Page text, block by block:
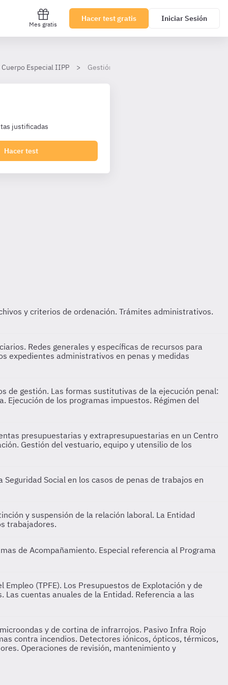
Mes gratis
Hacer test gratis Iniciar Sesión
Especial IIPP Gestión Penitenciaria
justificadas
Hacer test
y criterios de ordenación. Trámites administrativos.
Redes generales y específicas de recursos para
expedientes administrativos en penas y medidas
de gestión. Las formas sustitutivas de la ejecución penal:
Ejecución de los programas impuestos. Régimen del
presupuestarias y extrapresupuestarias en un Centro
Gestión del vestuario, equipo y utensilio de los
Social en los casos de penas de trabajos en
y suspensión de la relación laboral. La Entidad
trabajadores.
de Acompañamiento. Especial referencia al Programa
(TPFE). Los Presupuestos de Explotación y de
Las cuentas anuales de la Entidad. Referencia a las
y de cortina de infrarrojos. Pasivo Infra Rojo
contra incendios. Detectores iónicos, ópticos, térmicos,
Operaciones de revisión, mantenimiento y